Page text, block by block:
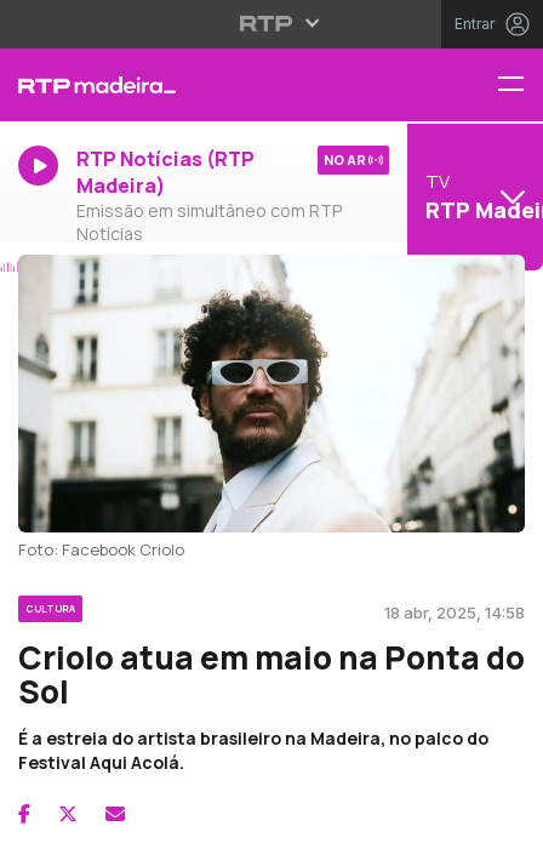
Entrar
RTP Notícias (RTP
Madeira)
Emissão em simultâneo com RTP
Notícias
NO AR
TV
RTP
Foto: Facebook Criolo
CULTURA 18 abr, 2025, 14:58
Criolo atua em maio na Ponta do
Sol
É a estreia do artista brasileiro na Madeira, no palco do
Festival Aqui Acolá.